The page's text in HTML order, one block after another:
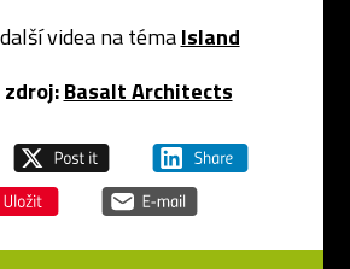
videa na témaIsland
Basalt Architects